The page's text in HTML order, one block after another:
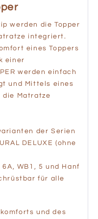
werden die Topper
integriert.
eines Toppers
einer
werden einfach
und Mittels eines
die Matratze
der Serien
DELUXE (ohne
WB1, 5 und Hanf
für alle
und des